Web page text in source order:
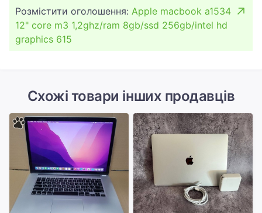
Розмістити оголошення: Apple macbook a1534
12" core m3 1,2ghz/ram 8gb/ssd 256gb/intel hd
graphics 615
Схожі товари інших продавців